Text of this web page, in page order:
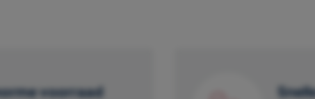
voorraad